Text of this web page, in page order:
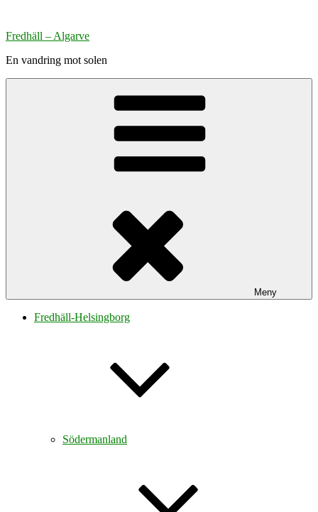
innehåll
Fredhäll – Algarve
En vandring mot solen
Meny
Fredhäll-Helsingborg
Södermanland